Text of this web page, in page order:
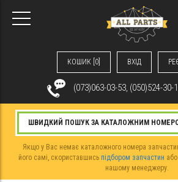
КОШИК [0] ВХIД
(073)063-03-53, (050)524-30-
Якщо у Вас немає каталожного номера
його самі, скориставшись підбором запчастин
нашому менеджеру.